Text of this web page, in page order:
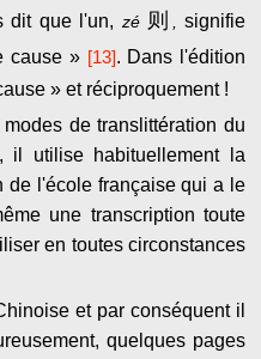
dit que l'un, zé 则
signifie
cause »[13]. Dans l'édition
» et réciproquement !
de translittération du
il utilise habituellement la
de l'école française qui a le
une transcription toute
en toutes circonstances
et par conséquent il
quelques pages